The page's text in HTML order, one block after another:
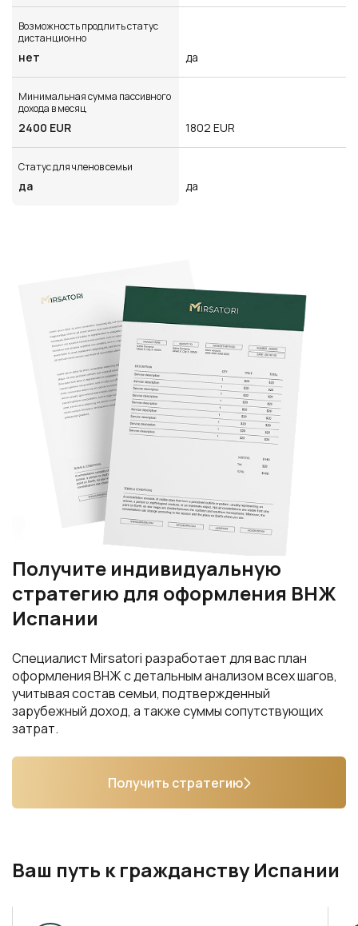
Возможность продлить статус
дистанционно
нет да
Минимальная сумма пассивного
дохода в месяц
2400 EUR 1802 EUR
Статус для членов семьи
да да
Получите индивидуальную
стратегию для оформления ВНЖ
Испании
Специалист Mirsatori разработает для вас план
оформления ВНЖ с детальным анализом всех шагов,
учитывая состав семьи, подтвержденный
зарубежный доход, а также суммы сопутствующих
затрат.
Получить стратегию
Ваш путь к гражданству Испании